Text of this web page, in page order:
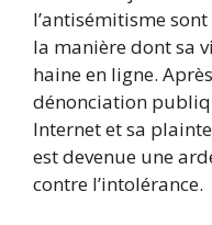
l’antisémitisme
la manière dont sa
haine en ligne.
dénonciation
Internet et sa
est devenue une
contre l’intolérance.